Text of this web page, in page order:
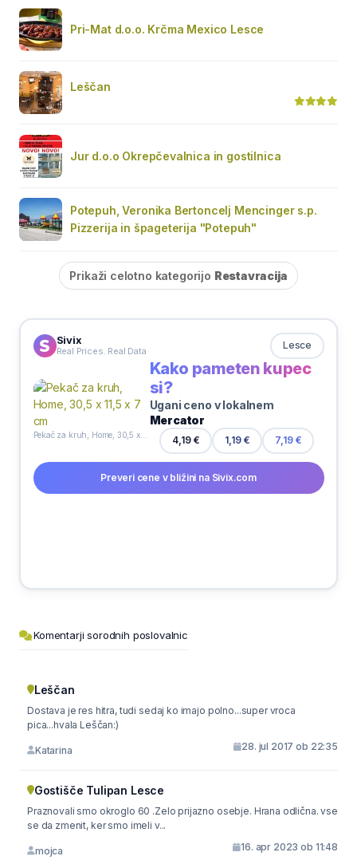
Pri-Mat d.o.o. Krčma Mexico Lesce
Leščan
Jur d.o.o Okrepčevalnica in gostilnica
Potepuh, Veronika Bertoncelj Mencinger s.p.
Pizzerija in špageterija "Potepuh"
Prikaži celotno kategorijo Restavracija
Sivix
Real Prices. Real Data Lesce
Pekač za kruh, Home, 30,5 x 11,5 x 7 cm
Kako pameten kupec
si?
Ugani ceno v lokalnem
Mercator
4,19 € 1,19 € 7,19 €
Preveri cene v bližini na Sivix.com
Komentarji sorodnih poslovalnic
Leščan
Dostava je res hitra, tudi sedaj ko imajo polno...super vroca
pica...hvala Leščan:)
Katarina 28. jul 2017 ob 22:35
Gostišče Tulipan Lesce
Praznovali smo okroglo 60 .Zelo prijazno osebje. Hrana odlična. vse
se da zmenit, ker smo imeli v...
mojca 16. apr 2023 ob 11:48